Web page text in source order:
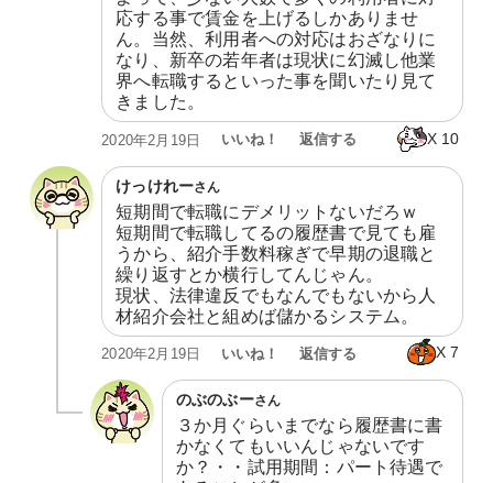
応する事で賃金を上げるしかありませ
ん。当然、利用者への対応はおざなりに
なり、新卒の若年者は現状に幻滅し他業
界へ転職するといった事を聞いたり見て
きました。
X 10
2020年2月19日 いいね！ 返信する
けっけれーさん
短期間で転職にデメリットないだろｗ
短期間で転職してるの履歴書で見ても雇
うから、紹介手数料稼ぎで早期の退職と
繰り返すとか横行してんじゃん。
現状、法律違反でもなんでもないから人
材紹介会社と組めば儲かるシステム。
X7
2020年2月19日 いいね！ 返信する
のぶのぶーさん
３か月ぐらいまでなら履歴書に書
かなくてもいいんじゃないです
か？・・試用期間：パート待遇で